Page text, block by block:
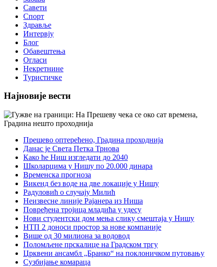
Савети
Спорт
Здравље
Интервју
Блог
Обавештења
Огласи
Некретнине
Туристичке
Најновије вести
Прешево оптерећено, Градина проходнија
Данас је Света Петка Трнова
Како ће Ниш изгледати до 2040
Школарцима у Нишу по 20.000 динара
Временска прогноза
Викенд без воде на две локације у Нишу
Радуловић о случају Милић
Неизвесне линије Рајанера из Ниша
Повређена тројица младића у удесу
Нови студентски дом мења слику смештаја у Нишу
НТП 2 доноси простор за нове компаније
Више од 30 милиона за водовод
Поломљене прскалице на Градском тргу
Црквени ансамбл „Бранко“ на поклоничком путовању
Сузбијање комараца